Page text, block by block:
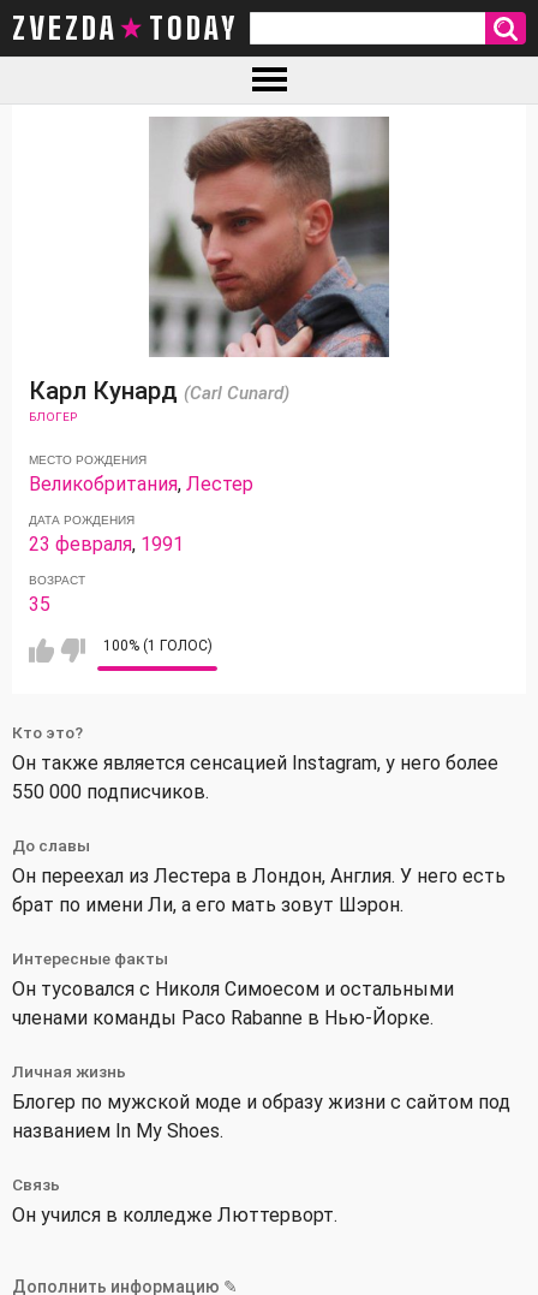
ZVEZDA TODAY
Карл Кунард (Carl Cunard)
БЛОГЕР
МЕСТО РОЖДЕНИЯ
Великобритания,Лестер
ДАТА РОЖДЕНИЯ
23 февраля, 1991
ВОЗРАСТ
35
100% (1 ГОЛОС)
Кто это?
Он также является сенсацией Instagram, у него более
550 000 подписчиков.
До славы
Он переехал из Лестера в Лондон, Англия. У него есть
брат по имени Ли, а его мать зовут Шэрон.
Интересные факты
Он тусовался с Николя Симоесом и остальными
членами команды Paco Rabanne в Нью-Йорке.
Личная жизнь
Блогер по мужской моде и образу жизни с сайтом под
названием In My Shoes.
Связь
Он учился в колледже Люттерворт.
Дополнить информацию ✎